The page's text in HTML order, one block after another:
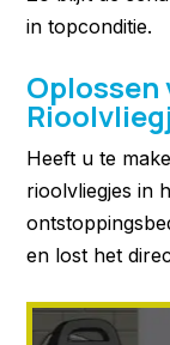
in topconditie.
Oplossen
Heeft u te
rioolvliegjes in
en lost het